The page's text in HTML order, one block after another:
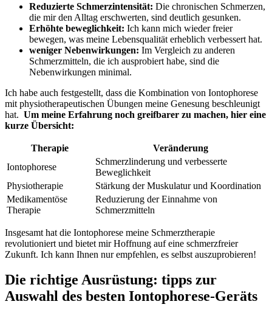
Reduzierte Schmerzintensität: Die chronischen Schmerzen,
die mir den Alltag erschwerten, sind deutlich gesunken.
Erhöhte beweglichkeit: Ich kann mich wieder freier
bewegen, was meine Lebensqualität erheblich verbessert ‌hat.
weniger Nebenwirkungen: Im ⁤Vergleich zu ‍anderen
Schmerzmitteln, die ich ausprobiert habe, sind die
Nebenwirkungen minimal.
Ich‌ habe auch festgestellt, dass die‌ Kombination ‍von Iontophorese
mit physiotherapeutischen Übungen meine Genesung‍ beschleunigt
hat. ⁤ Um meine Erfahrung noch greifbarer zu machen, hier eine
kurze Übersicht:
Therapie
Veränderung
Iontophorese
Schmerzlinderung und ​verbesserte​
Beweglichkeit
Physiotherapie
Stärkung der Muskulatur und Koordination
Medikamentöse
Therapie
Reduzierung der Einnahme von
Schmerzmitteln
Insgesamt hat die Iontophorese meine Schmerztherapie
revolutioniert und bietet mir Hoffnung auf eine schmerzfreier
Zukunft.​ Ich kann ⁣Ihnen nur‍ empfehlen, es selbst auszuprobieren!
Die richtige Ausrüstung: tipps zur
Auswahl des besten Iontophorese-Geräts